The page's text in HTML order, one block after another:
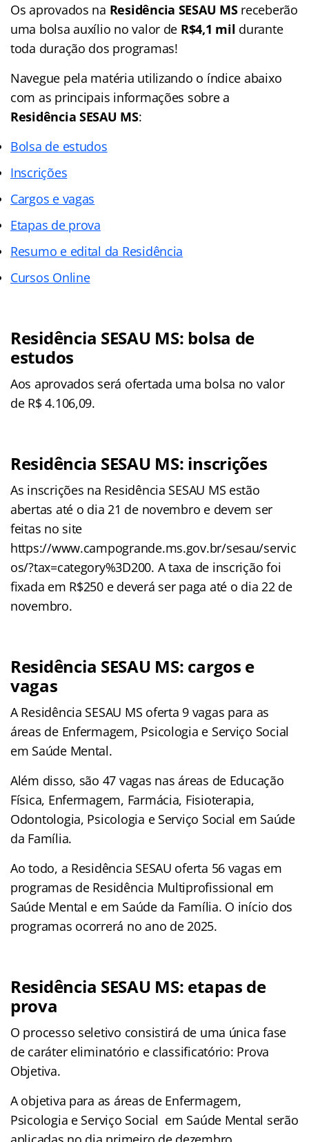
Os aprovados na Residência SESAU MSreceberão
uma bolsa auxílio no valor de R$4,1 mil durante
toda duração dos programas!
Navegue pela matéria utilizando o índice abaixo
com as principais informações sobre a
Residência SESAU MS:
Bolsa de estudos
Inscrições
Cargos e vagas
Etapas de prova
Resumo e edital da Residência
Cursos Online
Residência SESAU MS: bolsa de
estudos
Aos aprovados será ofertada uma bolsa no valor
de R$ 4.106,09.
Residência SESAU MS: inscrições
As inscrições na Residência SESAU MS estão
abertas até o dia 21 de novembro e devem ser
feitas no site
https://www.campogrande.ms.gov.br/sesau/servic
os/?tax=category%3D200. A taxa de inscrição foi
fixada em R$250 e deverá ser paga até o dia 22 de
novembro.
Residência SESAU MS: cargos e
vagas
A Residência SESAU MS oferta 9 vagas para as
áreas de Enfermagem, Psicologia e Serviço Social
em Saúde Mental.
Além disso, são 47 vagas nas áreas de Educação
Física, Enfermagem, Farmácia, Fisioterapia,
Odontologia, Psicologia e Serviço Social em Saúde
da Família.
Ao todo, a Residência SESAU oferta 56 vagas em
programas de Residência Multiprofissional em
Saúde Mental e em Saúde da Família. O início dos
programas ocorrerá no ano de 2025.
Residência SESAU MS: etapas de
prova
O processo seletivo consistirá de uma única fase
de caráter eliminatório e classificatório: Prova
Objetiva.
A objetiva para as áreas de Enfermagem,
Psicologia e Serviço Social em Saúde Mental serão